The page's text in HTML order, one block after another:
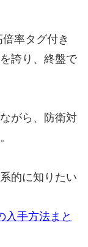
率タグ付き
誇り、終盤で
がら、防衛対
的に知りたい
入手方法まと